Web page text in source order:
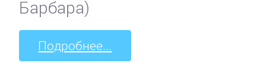
Барбара)
Подробнее...